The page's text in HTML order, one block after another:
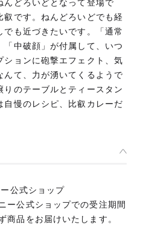
んどろいどとなって登場で
です。ねんどろいどでも経
も近づきたいです。「通常
「中破顔」が付属して、いつ
ションに砲撃エフェクト、気
んて、力が湧いてくるようで
のテーブルとティースタン
自慢のレシピ、比叡カレーだ
公式ショップ
ー公式ショップでの受注期間
商品をお届けいたします。